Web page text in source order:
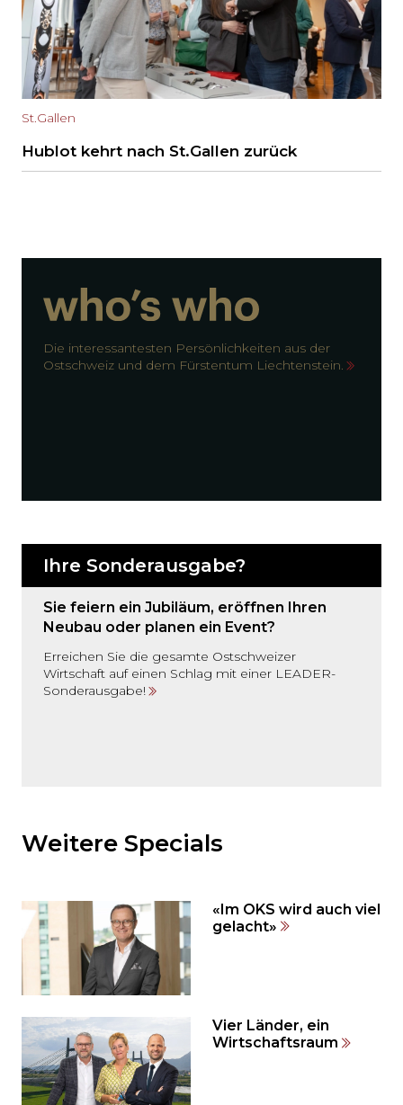
St.Gallen
Hublot kehrt nach St.Gallen zurück
Die interessantesten Persönlichkeiten aus der
Ostschweiz und dem Fürstentum Liechtenstein.
Ihre Sonderausgabe?
Sie feiern ein Jubiläum, eröffnen Ihren
Neubau oder planen ein Event?
Erreichen Sie die gesamte Ostschweizer
Wirtschaft auf einen Schlag mit einer LEADER-
Sonderausgabe!
den
den
Inhalt
auslassen
und
direkt
springen?
Weitere Specials
«Im OKS wird auch viel
gelacht»
Vier Länder, ein
Wirtschaftsraum